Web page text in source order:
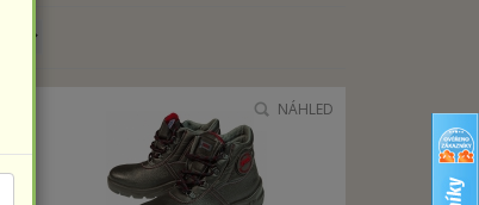
NÁHLED